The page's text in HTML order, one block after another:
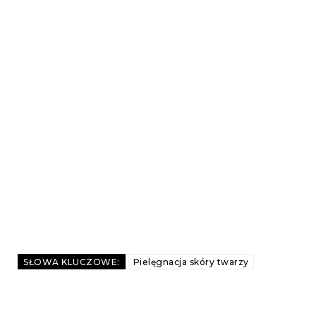
SŁOWA KLUCZOWE: Pielęgnacja skóry twarzy